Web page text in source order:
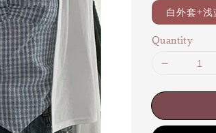
白外套+浅
Quantity